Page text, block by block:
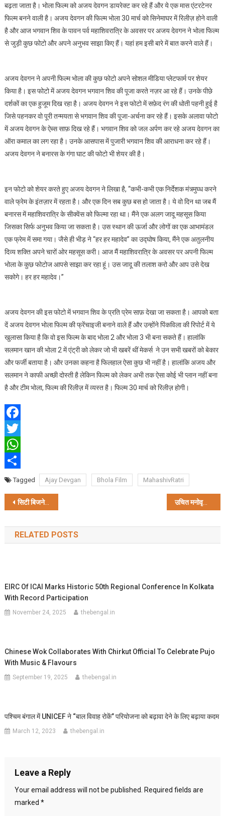
आई
भोला,
30
मार्च
रिलीज
बढ़ता जाता है। भोला फिल्म को अजय देवगन डायरेक्ट कर रहे हैं और ये एक मास एंटरटेनर
फिल्म बनने वाली है। अजय देवगन की फिल्म भोला 30 मार्च को सिनेमाघर में रिलीज़ होने वाली
है और आज भगवान शिव के पावन पर्व महाशिवरात्रि के अवसर पर अजय देवगन ने भोला फिल्म
से जुड़ी कुछ फोटो और अपने अनुभव साझा किए हैं। यहां हम इसी बारे में बात करने वाले हैं।
अजय देवगन ने अपनी फिल्म भोला की कुछ फोटो अपने सोशल मीडिया प्लेटफार्म पर शेयर
किया है। इस फोटो में अजय देवगन भगवान शिव की पूजा करते नज़र आ रहे हैं। उनके पीछे
दर्शकों का एक हुजूम दिख रहा है। अजय देवगन ने इस फोटो में सफ़ेद रंग की धोती पहनी हुई है
जिसे पहनकर वो पूरी तन्मयता से भगवान शिव की पूजा-अर्चना कर रहे हैं। इसके अलावा फोटो
में अजय देवगन के ऐब्स साफ़ दिख रहे हैं। भगवान शिव को जल अर्पण कर रहे अजय देवगन का
ऑरा कमाल का लग रहा है। उनके आसपास में पुजारी भगवान शिव की आराधना कर रहे हैं।
अजय देवगन ने बनारस के गंगा घाट की फोटो भी शेयर की है।
इन फोटो को शेयर करते हुए अजय देवगन ने लिखा है, “कभी-कभी एक निर्देशक मंत्र्मुघ्ध करने
वाले फ्रेम के इंतज़ार में रहता है। और एक दिन सब कुछ बस हो जाता है। ये वो दिन था जब मैं
बनारस में महाशिवरात्रि के सीक्वेंस को फिल्मा रहा था। मैंने एक अलग जादू महसूस किया
जिसका सिर्फ अनुभव किया जा सकता है। उस स्थान की ऊर्जा और लोगों का एक आभामंडल
एक फ्रेम में समा गया। जैसे ही भीड़ ने “हर हर महादेव” का उद्घोष किया, मैंने एक अतुलनीय
दिव्य शक्ति अपने चारों ओर महसूस करी। आज मैं महाशिवरात्रि के अवसर पर अपनी फिल्म
भोला के कुछ फोटोज आपसे साझा कर रहा हूं। उस जादू की तलाश करो और आप उसे देख
सकोगे। हर हर महादेव।”
अजय देवगन की इस फोटो में भगवान शिव के प्रति प्रेम साफ़ देखा जा सकता है। आपको बता
दें अजय देवगन भोला फिल्म की फ्रेंचाइजी बनाने वाले हैं और उन्होंने पिंकविला की रिपोर्ट में ये
खुलासा किया है कि वो इस फिल्म के बाद भोला 2 और भोला 3 भी बना सकते हैं। हालांकि
सलमान खान की भोला 2 में एंट्री को लेकर जो भी खबरें थीं मेकर्स ने उन सभी खबरों को बेकार
और फर्जी बताया है। और उनका कहना है फिलहाल ऐसा कुछ भी नहीं है। हालांकि अजय और
सलमान ने काफी अच्छी दोस्ती है लेकिन फिल्म को लेकर अभी तक ऐसा कोई भी प्लान नहीं बना
है और टीम भोला, फिल्म की रिलीज़ में व्यस्त है। फिल्म 30 मार्च को रिलीज़ होगी।
Facebook
Twitter
WhatsApp
ShareTagged Ajay Devgan Bhola Film MahashivRatri
Post
navigation
सिटी बिजनेस स्कुल ने मैनेजमेंट शिक्षा के क्षेत्र में पूरे किए 15 साल उचित मनोवृत्ति के लिए क्रियायोग का करें अभ्यास : श्री श्री स्वामी चिदानंद जी
RELATED POSTS
EIRC Of ICAI Marks Historic 50th Regional Conference In Kolkata
With Record Participation
November 24, 2025 thebengal.in
Chinese Wok Collaborates With Chirkut Official To Celebrate Pujo
With Music & Flavours
September 19, 2025 thebengal.in
पश्चिम बंगाल में UNICEF ने “बाल विवाह रोकें” परियोजना को बढ़ावा देने के लिए बढ़ाया कदम
March 12, 2023 thebengal.in
Leave a Reply
Your email address will not be published.
Required fields are
marked *